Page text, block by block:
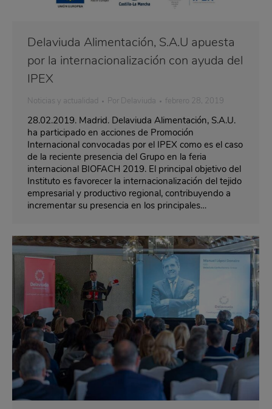
Delaviuda Alimentación, S.A.U apuesta
por la internacionalización con ayuda del
IPEX
Noticias y actualidad Por Delaviuda febrero 28, 2019
28.02.2019. Madrid. Delaviuda Alimentación, S.A.U.
ha participado en acciones de Promoción
Internacional convocadas por el IPEX como es el caso
de la reciente presencia del Grupo en la feria
internacional BIOFACH 2019. El principal objetivo del
Instituto es favorecer la internacionalización del tejido
empresarial y productivo regional, contribuyendo a
incrementar su presencia en los principales…